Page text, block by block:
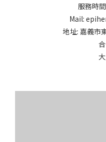
服務時
Mail:
地址: 嘉義市